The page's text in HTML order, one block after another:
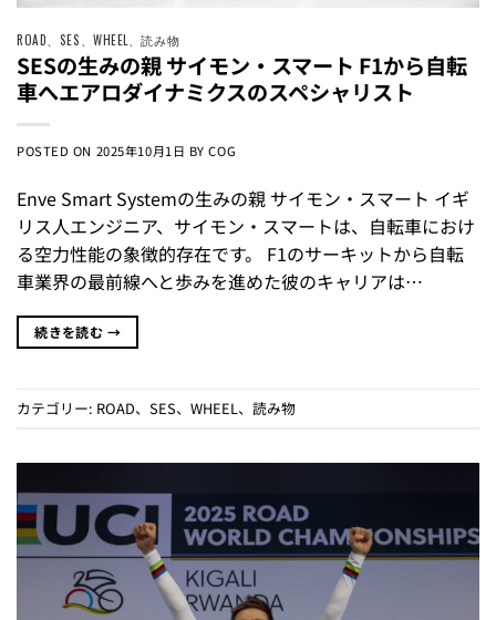
ROAD SES 、WHEEL 、読み物
SESの生みの親 サイモン・スマート F1から自転
車へエアロダイナミクスのスペシャリスト
POSTED ON 2025年10月1日 BYCOG
Enve Smart Systemの生みの親 サイモン・スマート イギ
リス人エンジニア、サイモン・スマートは、自転車におけ
る空力性能の象徴的存在です。 F1のサーキットから自転
車業界の最前線へと歩みを進めた彼のキャリアは…
続きを読む →
カテゴリー: ROAD、 SES、 WHEEL 、 読み物